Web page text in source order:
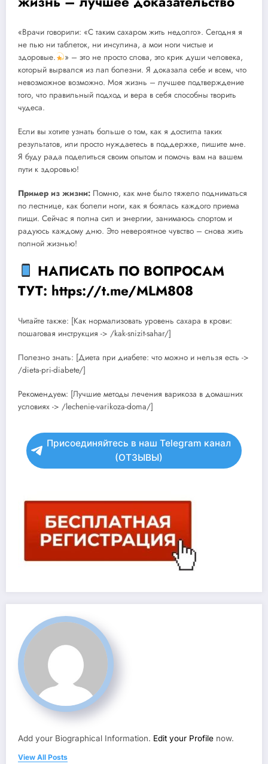
«Врачи говорили: «С таким сахаром жить недолго». Сегодня я
не пью ни таблеток, ни инсулина, а мои ноги чистые и
здоровые.
» – это не просто слова, это крик души человека,
который вырвался из лап болезни. Я доказала себе и всем, что
невозможное возможно. Моя жизнь – лучшее подтверждение
того, что правильный подход и вера в себя способны творить
чудеса.
Если вы хотите узнать больше о том, как я достигла таких
результатов, или просто нуждаетесь в поддержке, пишите мне.
Я буду рада поделиться своим опытом и помочь вам на вашем
пути к здоровью!
Пример из жизни: Помню, как мне было тяжело подниматься
по лестнице, как болели ноги, как я боялась каждого приема
пищи. Сейчас я полна сил и энергии, занимаюсь спортом и
радуюсь каждому дню. Это невероятное чувство – снова жить
полной жизнью!
НАПИСАТЬ ПО ВОПРОСАМ
ТУТ: https://t.me/MLM808
Читайте также: [Как нормализовать уровень сахара в крови:
пошаговая инструкция -> /kak-snizit-sahar/]
Полезно знать: [Диета при диабете: что можно и нельзя есть ->
/dieta-pri-diabete/]
Рекомендуем: [Лучшие методы лечения варикоза в домашних
условиях -> /lechenie-varikoza-doma/]
Присоединяйтесь в наш Telegram канал
(ОТЗЫВЫ)
Add your Biographical Information. Edit your Profile now.
View All Posts